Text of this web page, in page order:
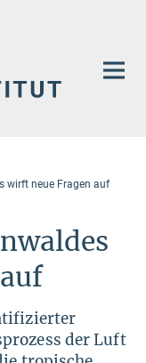
wirft neue Fragen auf
der Luft